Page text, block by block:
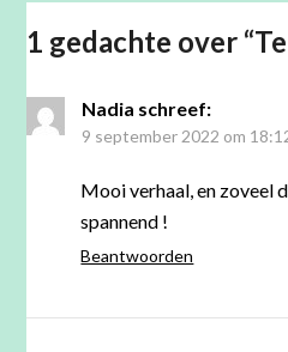
1 gedachte over “
Nadia schreef:
9 september 2022 om
Mooi verhaal, en zoveel
spannend !
Beantwoorden